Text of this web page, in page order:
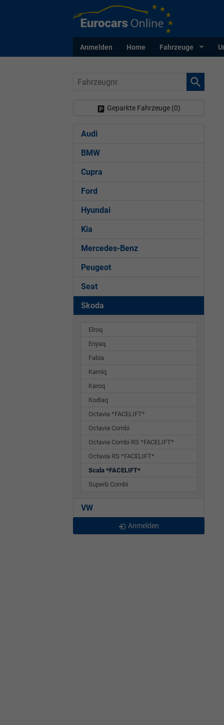
Anmelden Home Fahrzeuge
Fahrzeugnr.
Geparkte Fahrzeuge (0)
Audi
BMW
Cupra
Ford
Hyundai
Kia
Mercedes-Benz
Peugeot
Seat
Skoda
Elroq
Enyaq
Fabia
Kamiq
Karoq
Kodiaq
Octavia *FACELIFT*
Octavia Combi
Octavia Combi RS *FACELIFT*
Octavia RS *FACELIFT*
Scala *FACELIFT*
Superb Combi
VW
Anmelden